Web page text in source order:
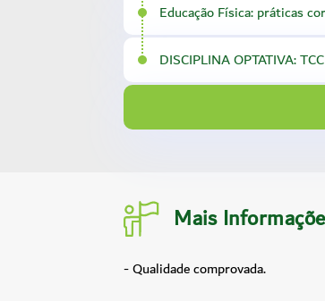
Educação Física: práticas
DISCIPLINA OPTATIVA:
Mais
- Qualidade comprovada.